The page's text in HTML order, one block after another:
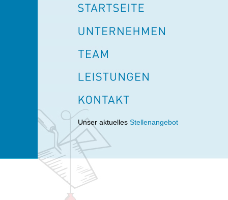
Unser aktuelles Stellenangebot